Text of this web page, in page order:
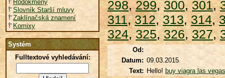
Rodokmeny
Slovník Starší mluvy
Zaklínačská znamení
Komixy
Systém
Fulltextové vyhledávání:
298,299, 300, 301,
311,312,313,314,
324,325,326, 327,
Od:
Datum: 09.03.2015
Text: Hello! buy viagra las vegas